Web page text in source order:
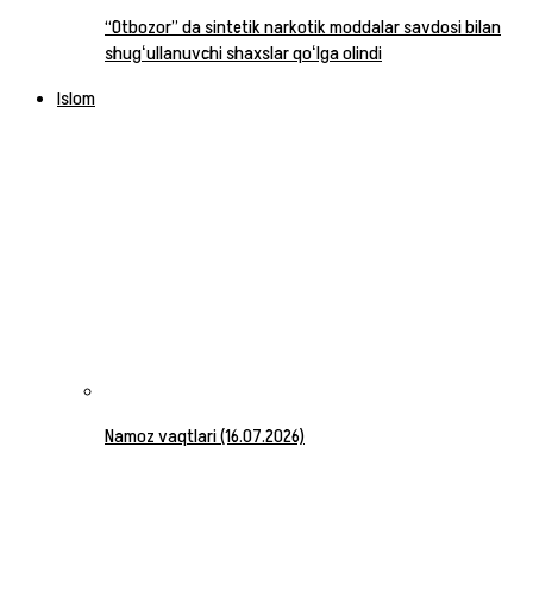
“Otbozor” da sintetik narkotik moddalar savdosi bilan
shugʻullanuvchi shaxslar qoʻlga olindi
Islom
Namoz vaqtlari (16.07.2026)